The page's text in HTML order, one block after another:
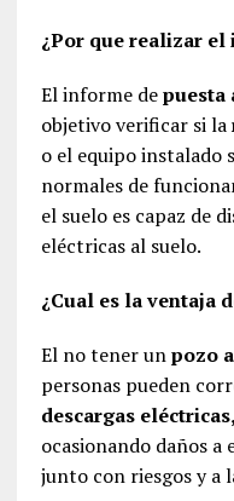
¿Por que realizar el
El informe depuesta
objetivo verificar si la
o el equipo instalado
normales de
el suelo es capaz de
eléctricas al suelo.
¿Cual es la ventaja
El no tener unpozo
personas pueden
descargas
ocasionando daños a
junto con riesgos y a